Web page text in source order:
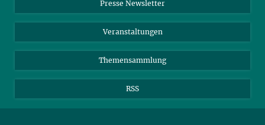
Meldestelle Fehlverhalten
YouTube
Presse Newsletter
Veranstaltungen
Themensammlung
RSS